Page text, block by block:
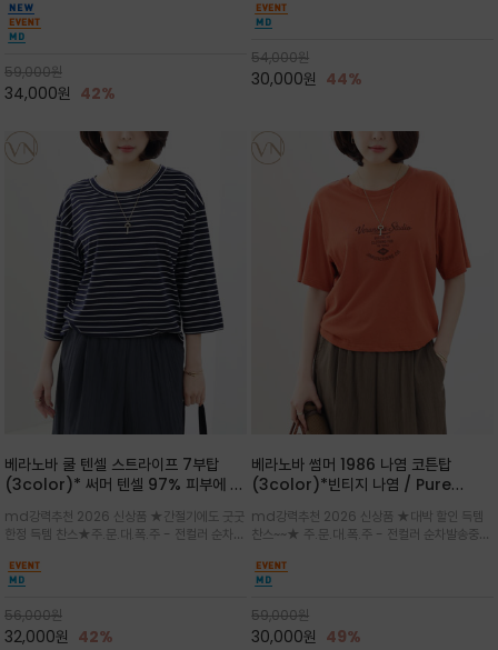
부에 산뜻하게 닿는 프리미엄 /답답함 없는 라운
드 넥라인과 자연스럽게 어깨를 감싸는 캡슬리브
디자인이 팔 라인을 더욱 날씬
59,000원
34,000원 42%
라인과 여유 있는 스탠다드 핏으로 부담 없이 착
용/과하지 않은 프린트 디테일이 룩에 세련된 위
트를 더해 데일리 룩에 포인트
54,000원
30,000원 44%
베라노바 쿨 텐셀 스트라이프 7부탑
(3color)* 써머 텐셀 97% 피부에 닿
소재
md강력추천 2026 신상품 ★간절기에도 굿굿
한정 득템 찬스★주.문.대.폭.주 - 전컬러 순차발
있는 드롭숄더와 7부 소매가 더해져 팔 라인을
자연스럽게 커버해주는 아이템/얇고 가벼운 터
치감으로 편안
56,000원
32,000원 42%
베라노바 썸머 1986 나염 코튼탑
(3color)*빈티지 나염 / Pure
어도 룩에 감도가 살아나는 베라노바 스
튜디오 티셔츠
md강력추천 2026 신상품 ★대박 할인 득템
찬스~~★ 주.문.대.폭.주 - 전컬러 순차발송중
유 있는 핏과 경쾌한 기장감이 자연스럽게 체형
을 커버/빈티지한 레터링 프린트가 은근한 포인
트가 되어 데님이나 린넨 팬츠와 감
59,000원
30,000원 49%